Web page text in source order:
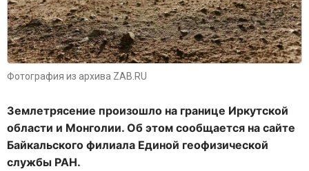
Фотография из архива ZAB.RU
Землетрясение произошло на границе Иркутской
области и Монголии. Об этом сообщается на сайте
Байкальского филиала Единой геофизической
службы РАН.